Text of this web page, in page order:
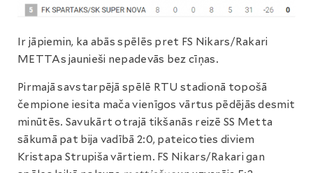
Ir jāpiemin, ka abās spēlēs pret FS Nikars/Rakari
METTAs jaunieši nepadevās bez cīņas.
Pirmajā savstarpējā spēlē RTU stadionā topošā
čempione iesita mača vienīgos vārtus pēdējās desmit
minūtēs. Savukārt otrajā tikšanās reizē SS Metta
sākumā pat bija vadībā 2:0, pateicoties diviem
Kristapa Strupiša vārtiem. FS Nikars/Rakari gan